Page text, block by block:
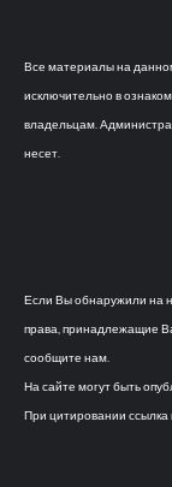
Все материалы на
исключительно в
владельцам.
несет.
Если Вы обнаружили на
права, принадлежащие
сообщите нам.
На сайте могут быть
При цитировании ссылка